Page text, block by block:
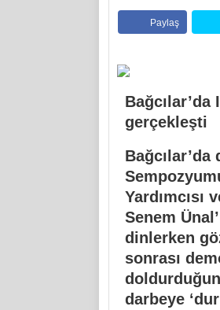
Paylaş
gerçekleşti
Senem
dinlerken
sonrası
darbeye